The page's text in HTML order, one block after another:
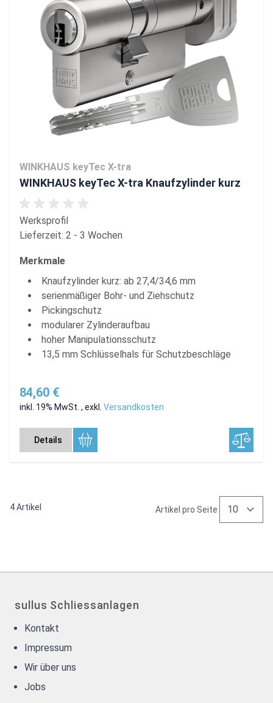
WINKHAUS keyTec X-tra
WINKHAUS keyTec X-tra Knaufzylinder kurz
Werksprofil
Lieferzeit: 2 - 3 Wochen
Merkmale
Knaufzylinder kurz: ab 27,4/34,6 mm
serienmäßiger Bohr- und Ziehschutz
Pickingschutz
modularer Zylinderaufbau
hoher Manipulationsschutz
13,5 mm Schlüsselhals für Schutzbeschläge
84,60 €
inkl. 19% MwSt. , exkl. Versandkosten
Details
4Artikel Artikel pro Seite
sullus Schliessanlagen
Kontakt
Impressum
Wir über uns
Jobs